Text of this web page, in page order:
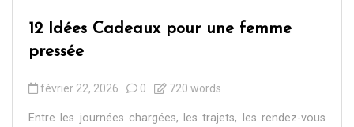
12 Idées Cadeaux pour une femme
pressée
février 22, 2026 0 720 words
Entre les journées chargées, les trajets, les rendez-vous